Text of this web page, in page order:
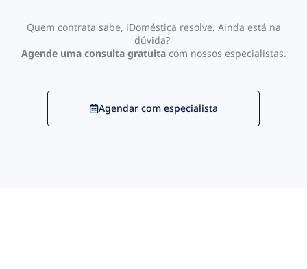
Quem contrata sabe, iDoméstica resolve. Ainda está na
dúvida?
Agende uma consulta gratuitacom nossos especialistas.
Agendar com especialista